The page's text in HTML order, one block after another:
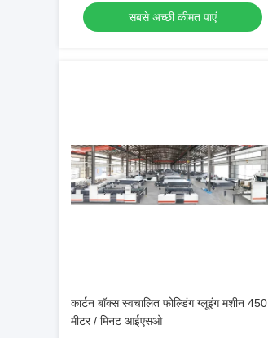
सबसे अच्छी कीमत पाएं
कार्टन बॉक्स स्वचालित फोल्डिंग ग्लूइंग मशीन 450
मीटर / मिनट आईएसओ